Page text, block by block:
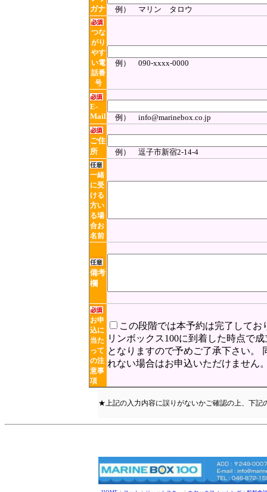
ガナ
例） マリン タロウ
つな
がり
やす
い電
話番
号
例） 090-xxxx-0000
E-
Mail
例） info@marinebox.co.jp
ご住
所
例） 逗子市新宿2-14-4
一緒
に受
ける
方い
る場
合お
名前
備考
欄
お申
込に
当た
って
の注
意事
項
この段階では本予約は完了して
リンボックス100に到着した時点で
となりますので予めご了承下さい。
れない場合はお申込いただけません
★上記の入力内容に誤りがないかご確認の上、下記